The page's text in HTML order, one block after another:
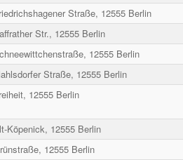
Straße, 12555 Berlin
Str., 12555 Berlin
12555 Berlin
Straße, 12555 Berlin
12555 Berlin
Köpenick, 12555 Berlin
12555 Berlin